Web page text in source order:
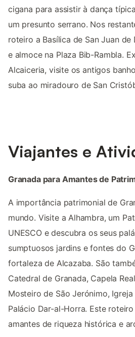
cigana para assistir à dança
um presunto serrano. Nos
roteiro a Basílica de San Juan de
e almoce na Plaza Bib-Rambla.
Alcaiceria, visite os antigos
suba ao miradouro de San
Viajantes e
Granada para Amantes de
A importância patrimonial de
mundo. Visite a Alhambra, um
UNESCO e descubra os seus
sumptuosos jardins e fontes do
fortaleza de Alcazaba. São
Catedral de Granada, Capela
Mosteiro de São Jerónimo,
Palácio Dar-al-Horra. Este
amantes de riqueza histórica e